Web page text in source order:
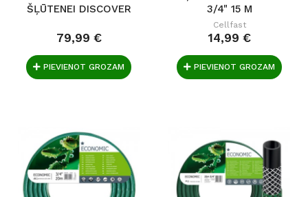
ŠĻŪTENEI DISCOVER
79,99 €
PIEVIENOT GROZAM
3/4" 15 M
Cellfast
14,99 €
PIEVIENOT GROZAM